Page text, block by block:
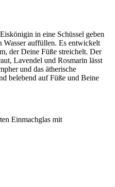
in eine Schüssel geben
Wasser auffüllen. Es entwickelt
der Deine Füße streichelt. Der
Lavendel und Rosmarin lässt
und das ätherische
belebend auf Füße und Beine
Einmachglas mit